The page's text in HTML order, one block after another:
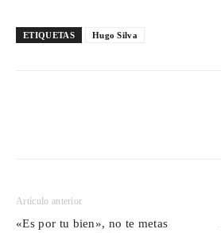
ETIQUETAS Hugo Silva
Artículo anterior
«Es por tu bien», no te metas